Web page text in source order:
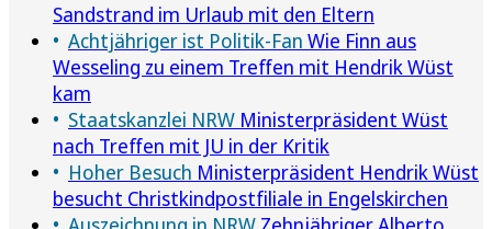
Sandstrand im Urlaub mit den Eltern
Achtjähriger ist Politik-Fan Wie Finn aus
Wesseling zu einem Treffen mit Hendrik Wüst
kam
Staatskanzlei NRW Ministerpräsident Wüst
nach Treffen mit JU in der Kritik
Hoher Besuch Ministerpräsident Hendrik Wüst
besucht Christkindpostfiliale in Engelskirchen